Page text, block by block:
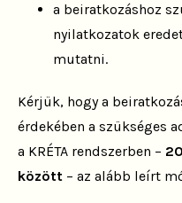
a beiratkozáshoz
nyilatkozatok
mutatni.
Kérjük, hogy a
érdekében a szükséges
a KRÉTA rendszerben –
között – az alább leírt